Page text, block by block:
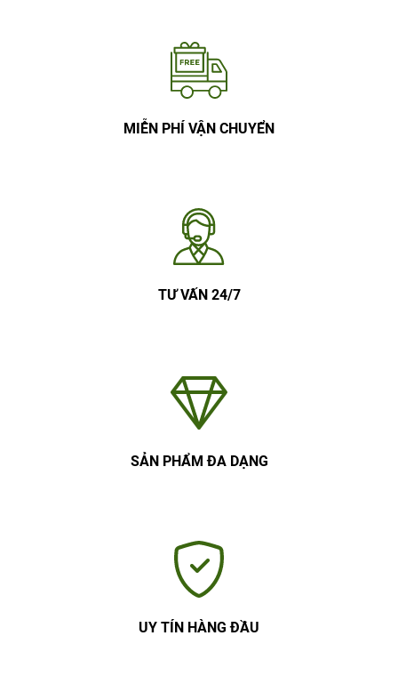
MIỄN PHÍ VẬN CHUYỂN
TƯ VẤN 24/7
SẢN PHẨM ĐA DẠNG
UY TÍN HÀNG ĐẦU